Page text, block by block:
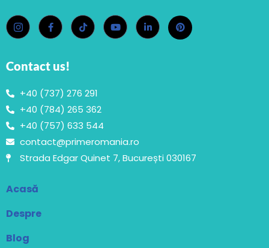
Contact us!
+40 (737) 276 291
+40 (784) 265 362
+40 (757) 633 544
contact@primeromania.ro
Strada Edgar Quinet 7, București 030167
Acasă
Despre
Blog